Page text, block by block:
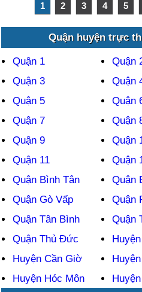
1 2 3 4 5
Quận huyện trực
Quận 1
Quận
Quận 3
Quận
Quận 5
Quận
Quận 7
Quận
Quận 9
Quận
Quận 11
Quận
Quận Bình Tân
Quận
Quận Gò Vấp
Quận
Quận Tân Bình
Quận
Quận Thủ Đức
Huyện Cần Giờ
Huyện Hóc Môn